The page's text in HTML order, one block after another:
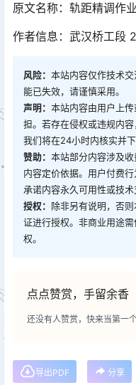
原文名称：轨距精调作
作者信息：武汉桥工段
风险： 本站内容仅作技术
能已失效，请谨慎采用。
声明： 本站内容由用户上
担。若存在侵权或违规内容
我们将在24小时内核实并下
赞助： 本站部分内容涉及
内容定价依据。用户付费
承诺内容永久可用性或技术
授权： 除非另有说明，否
证进行授权。非商业用途
权。
点点赞赏，手留余香
还没有人赞赏，快来当第一
导出PDF 分享